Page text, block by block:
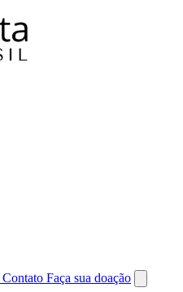
Contato Faça sua doação